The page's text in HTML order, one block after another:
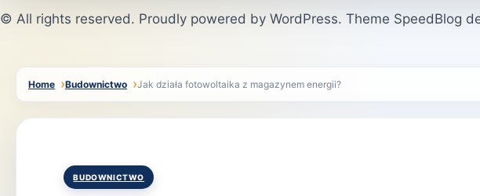
© All rights reserved. Proudly powered by WordPress. Theme SpeedBlog
Home Budownictwo Jak działa fotowoltaika z magazynem energii?
Posted
BUDOWNICTWO